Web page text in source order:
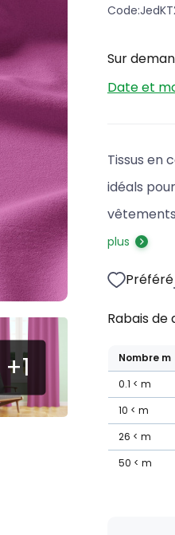
Code:
Sur
Date et
Tissus en
idéals
plus
Préféré
Rabais de
Nombre m
0.1
m
10
m
26
m
50
m